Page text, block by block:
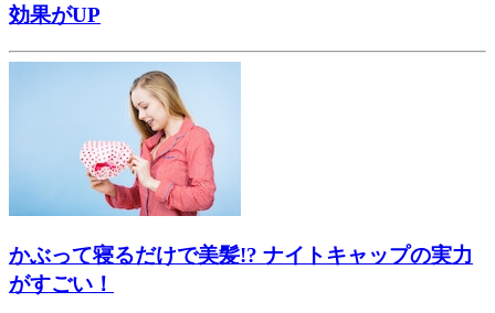
効果がUP
かぶって寝るだけで美髪!? ナイトキャップの実力
がすごい！